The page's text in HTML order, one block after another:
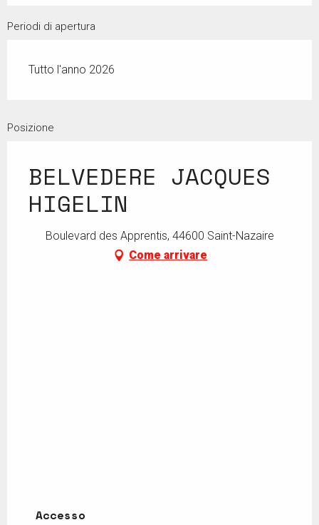
Periodi di apertura
Tutto l'anno 2026
Posizione
BELVEDERE JACQUES
HIGELIN
Boulevard des Apprentis, 44600 Saint-Nazaire
Come arrivare
Accesso
Accesso